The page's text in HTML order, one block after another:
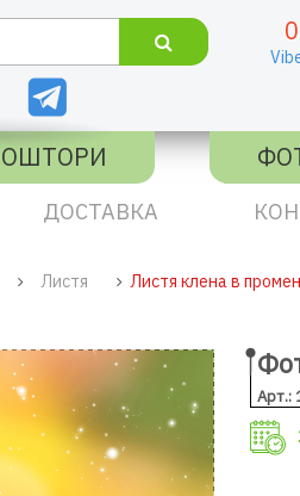
ДОСТАВКА
Листя Листя клена в
Арт.: